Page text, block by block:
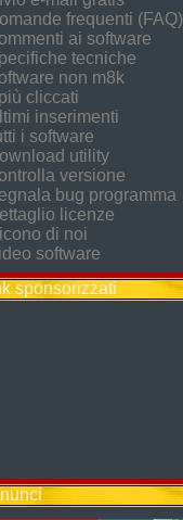
frequenti (FAQ)
ai software
tecniche
non m8k
cliccati
inserimenti
i software
utility
versione
bug programma
licenze
di noi
software
sponsorizzati